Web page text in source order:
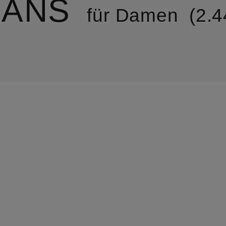
für Damen